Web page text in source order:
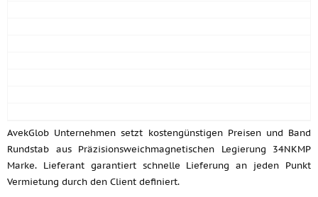
AvekGlob Unternehmen setzt kostengünstigen Preisen und Band
Rundstab aus Präzisionsweichmagnetischen Legierung 34NKMP
Marke. Lieferant garantiert schnelle Lieferung an jeden Punkt
Vermietung durch den Client definiert.